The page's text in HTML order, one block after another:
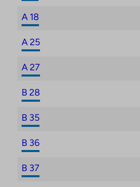
A 18
A 25
A 27
B 28
B 35
B 36
B 37